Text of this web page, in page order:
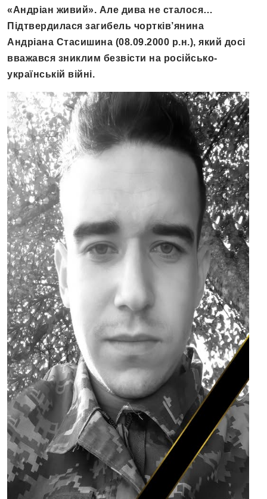
«Андріан живий». Але дива не сталося…
Підтвердилася загибель чортків’янина
Андріана Стасишина (08.09.2000 р.н.), який досі
вважався зниклим безвісти на російсько-
українській війні.